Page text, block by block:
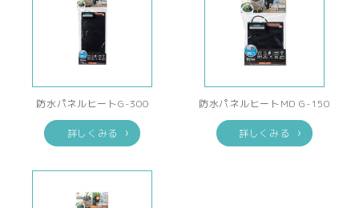
防水パネルヒートG-300
詳しくみる
防水パネルヒートMD G-150
詳しくみる